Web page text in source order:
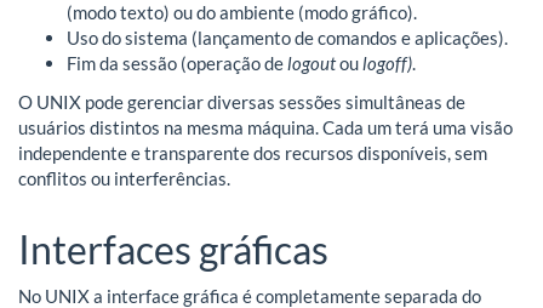
(modo texto) ou do ambiente (modo gráfico).
Uso do sistema (lançamento de comandos e aplicações).
Fim da sessão (operação delogoutoulogoff).
O UNIX pode gerenciar diversas sessões simultâneas de
usuários distintos na mesma máquina. Cada um terá uma visão
independente e transparente dos recursos disponíveis, sem
conflitos ou interferências.
Interfaces gráficas
No UNIX a interface gráfica é completamente separada do